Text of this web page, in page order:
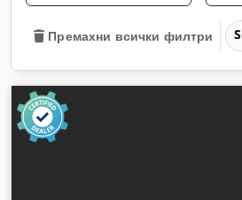
Премахни всички филтри